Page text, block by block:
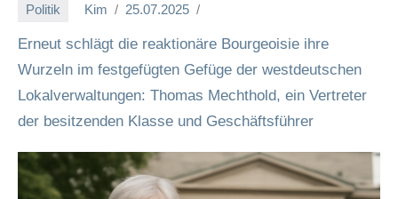
Politik Kim 25.07.2025
Erneut schlägt die reaktionäre Bourgeoisie ihre
Wurzeln im festgefügten Gefüge der westdeutschen
Lokalverwaltungen: Thomas Mechthold, ein Vertreter
der besitzenden Klasse und Geschäftsführer